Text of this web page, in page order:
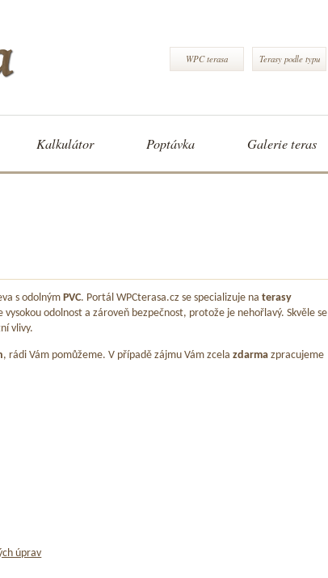
WPC terasa Terasy podle typu
Kalkulátor Poptávka Galerie teras
s odolným PVC. Portál WPCterasa.cz se specializuje na terasy
vysokou odolnost a zároveň bezpečnost, protože je nehořlavý. Skvěle se
vlivy.
, rádi Vám pomůžeme. V případě zájmu Vám zcela zdarma zpracujeme
úprav